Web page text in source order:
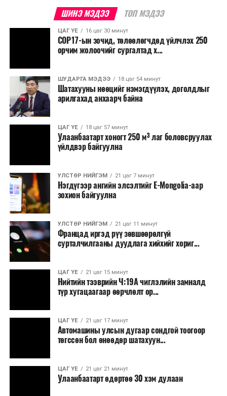
шийдвэртэйгээс бусад хурал, зөвлөгөөн, ой,
тэмдэглэлт өдөр, найр наадам, соёлын арга
Урьдчилан төлөвлөсөн төрийн өндөр албан
тушаалтны томилолтоос бусад гадаад
томилолт, гадаадын зочин хүлээн авах зардал;
Зайлшгүй шаардлагагүй тоног төхөөрөмж,
тавилга, автомашин худалдан авах;
Батлан хамгаалах, хууль зүйн салбараас бусад
Хуулиар заавал мэдээлэхээс бусад кино,
контент, хэвлэлийн зардал;
Заавал олгохоос бусад тэтгэмж, урамшуулал.
Санхүүгийн хэмнэлтийн горимыг 2026 оны
арванхоёрдугаар сарын 31 хүртэл мөрдөнө. Харин
эрүүл мэндийн салбар уг хэмнэлтийн горимд
хамрагдахгүй бөгөөд цэцэрлэг, сургуулийн хүүхдийн
эрт илрүүлэг, вакцинжуулалт, томуу, томуу төст
өвчний эсрэг арга хэмжээ зэрэг зайлшгүй
үргэлжилнэ гэж Ерөнхий сайд Н.Учрал онцоллоо.
Мөн бүх шатны төсвийн ерөнхийлөн захирагч нарт
салбар бүрдээ урсгал зардлыг 20 хувиар бууруулах,
нөхөн томилгоо хийхгүй байх, аялал, амралт, зугаалга,
хамт олны урлаг, спортын арга хэмжээг зохион
байгуулахгүй байх, төрийн албанд шинэ орон тоо бий
ШИНЭ МЭДЭЭ ТОП МЭДЭЭ
ЦАГ ҮЕ 16 цаг 30 минут
COP17-ын зочид, төлөөлөгчдөд үйлчлэх 250
орчим жолоочийг сургалтад х...
ШУДАРГА МЭДЭЭ 18 цаг 54 минут
Шатахууны нөөцийг нэмэгдүүлэх, доголдлыг
арилгахад анхаарч байна
ЦАГ ҮЕ 18 цаг 57 минут
Улаанбаатарт хоногт 250 м³ лаг боловсруулах
үйлдвэр байгуулна
УЛСТӨР НИЙГЭМ 21 цаг 7 минут
Нэгдүгээр ангийн элсэлтийг E-Mongolia-аар
зохион байгуулна
УЛСТӨР НИЙГЭМ 21 цаг 11 минут
Францад иргэд рүү зөвшөөрөлгүй
сурталчилгааны дуудлага хийхийг хориг...
ЦАГ ҮЕ 21 цаг 15 минут
Нийтийн тээврийн Ч:19А чиглэлийн замналд
түр хугацаагаар өөрчлөлт ор...
ЦАГ ҮЕ 21 цаг 17 минут
Автомашины улсын дугаар сондгой тоогоор
төгссөн бол өнөөдөр шатахуун...
ЦАГ ҮЕ 21 цаг 21 минут
Улаанбаатарт өдөртөө 30 хэм дулаан